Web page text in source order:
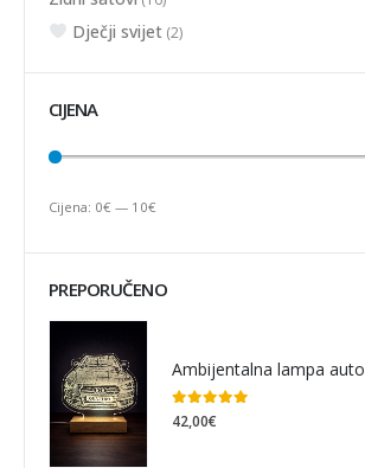
Dječji svijet (2)
CIJENA
Cijena: 0€ — 10€
PREPORUČENO
Ambijentalna lampa auto
0out of 5
42,00€